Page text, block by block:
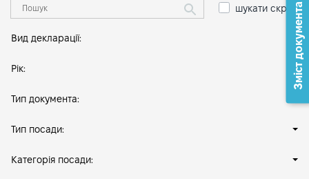
шукати скрізь
Вид декларації:
Рік:
Тип документа:
Тип посади:
Категорія посади:
Зміст документа